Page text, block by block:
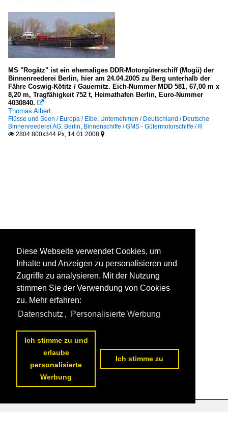
MS "Rogätz" ist ein ehemaliges DDR-Motorgüterschiff (Mogü) der
Binnenreederei Berlin, hier am 24.04.2005 zu Berg unterhalb der
Fähre Coswig-Kötitz / Gauernitz. Eich-Nummer MDD 581, 67,00 m x
8,20 m, Tragfähigkeit 752 t, Heimathafen Berlin, Euro-Nummer
4030840. 
Thomas Albert
Flüsse und Seen / Europa / Elbe, Unternehmen / Deutschland / Deutsche
Binnenreederei AG, Berlin, Binnenschiffe / GMS - Gütermotorschiffe / R
 2804 800x344 Px, 14.01.2008 
Diese Webseite verwendet Cookies, um
Inhalte und Anzeigen zu personalisieren und
Zugriffe zu analysieren. Mit der Nutzung
stimmen Sie der Verwendung von Cookies
zu. Mehr erfahren:
Datenschutz , Personalisierte Werbung
Ich stimme zu und
erlaube
personalisierte
Werbung
Ich stimme zu